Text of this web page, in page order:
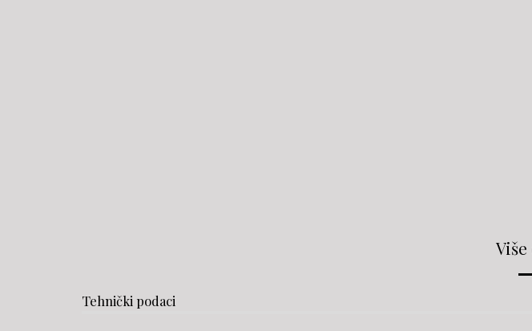
Više
Tehnički podaci